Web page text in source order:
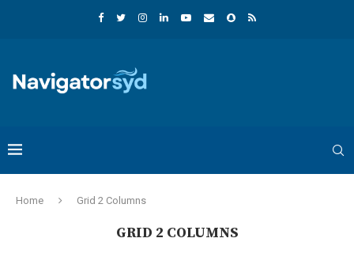
Home Grid 2 Columns
GRID 2 COLUMNS